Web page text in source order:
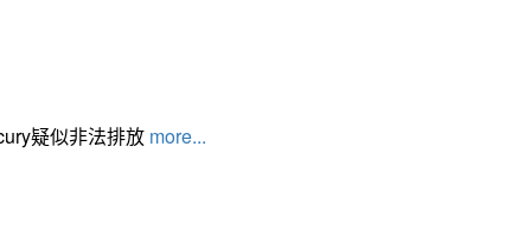
疑似非法排放 more...